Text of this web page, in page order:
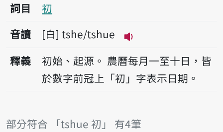
詞目
初
音讀
白 tshe/tshue
播放音讀tshe/tshue
釋義 初始、起源。 農曆每月一至十日，皆
於數字前冠上「初」字表示日期。
部分符合 「tshue 初」 有4筆